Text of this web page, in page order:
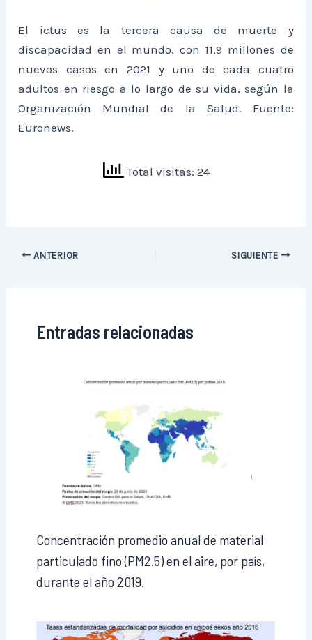
El ictus es la tercera causa de muerte y
discapacidad en el mundo, con 11,9 millones de
nuevos casos en 2021 y uno de cada cuatro
adultos en riesgo a lo largo de su vida, según la
Organización Mundial de la Salud. Fuente:
Euronews.
Total visitas: 24
ANTERIOR SIGUIENTE
Entradas relacionadas
Concentración promedio anual de material
particulado fino (PM2.5) en el aire, por país,
durante el año 2019.